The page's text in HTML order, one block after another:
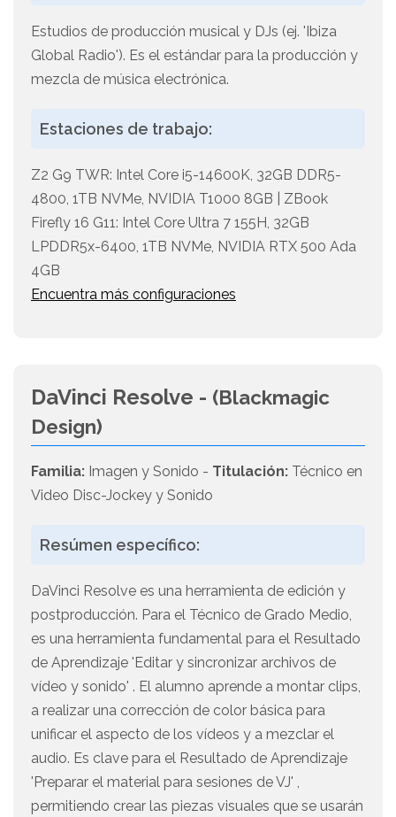
Estudios de producción musical y DJs (ej. 'Ibiza
Global Radio'). Es el estándar para la producción y
mezcla de música electrónica.
Estaciones de trabajo:
Z2 G9 TWR: Intel Core i5-14600K, 32GB DDR5-
4800, 1TB NVMe, NVIDIA T1000 8GB | ZBook
Firefly 16 G11: Intel Core Ultra 7 155H, 32GB
LPDDR5x-6400, 1TB NVMe, NVIDIA RTX 500 Ada
4GB
Encuentra más configuraciones
DaVinci Resolve - (Blackmagic
Design)
Familia: Imagen y Sonido - Titulación: Técnico en
Video Disc-Jockey y Sonido
Resúmen específico:
DaVinci Resolve es una herramienta de edición y
postproducción. Para el Técnico de Grado Medio,
es una herramienta fundamental para el Resultado
de Aprendizaje 'Editar y sincronizar archivos de
vídeo y sonido' . El alumno aprende a montar clips,
a realizar una corrección de color básica para
unificar el aspecto de los vídeos y a mezclar el
audio. Es clave para el Resultado de Aprendizaje
'Preparar el material para sesiones de VJ' ,
permitiendo crear las piezas visuales que se usarán